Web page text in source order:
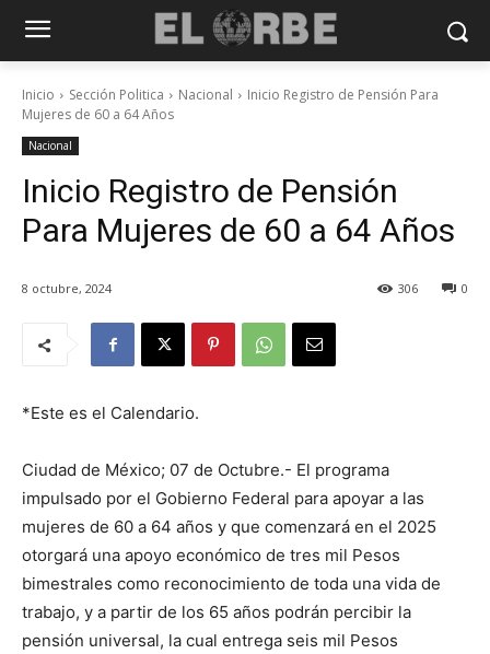
Inicio Sección Politica Nacional
Inicio Registro de Pensión Para
Mujeres de 60 a 64 Años
Nacional
Inicio Registro de Pensión
Para Mujeres de 60 a 64 Años
8 octubre, 2024 0
306
*Este es el Calendario.
Ciudad de México; 07 de Octubre.- El programa
impulsado por el Gobierno Federal para apoyar a las
mujeres de 60 a 64 años y que comenzará en el 2025
otorgará una apoyo económico de tres mil Pesos
bimestrales como reconocimiento de toda una vida de
trabajo, y a partir de los 65 años podrán percibir la
pensión universal, la cual entrega seis mil Pesos